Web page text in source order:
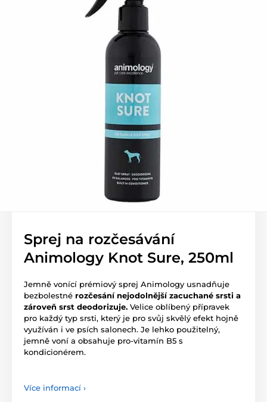
Sprej na rozčesávání
Animology Knot Sure, 250ml
Jemně vonící prémiový sprej Animology usnadňuje
bezbolestné rozčesání nejodolnější zacuchané srsti a
zároveň srst deodorizuje. Velice oblíbený přípravek
pro každý typ srsti, který je pro svůj skvělý efekt hojně
využíván i ve psích salonech. Je lehko použitelný,
jemně voní a obsahuje pro-vitamín B5 s
kondicionérem.
Více informací ›